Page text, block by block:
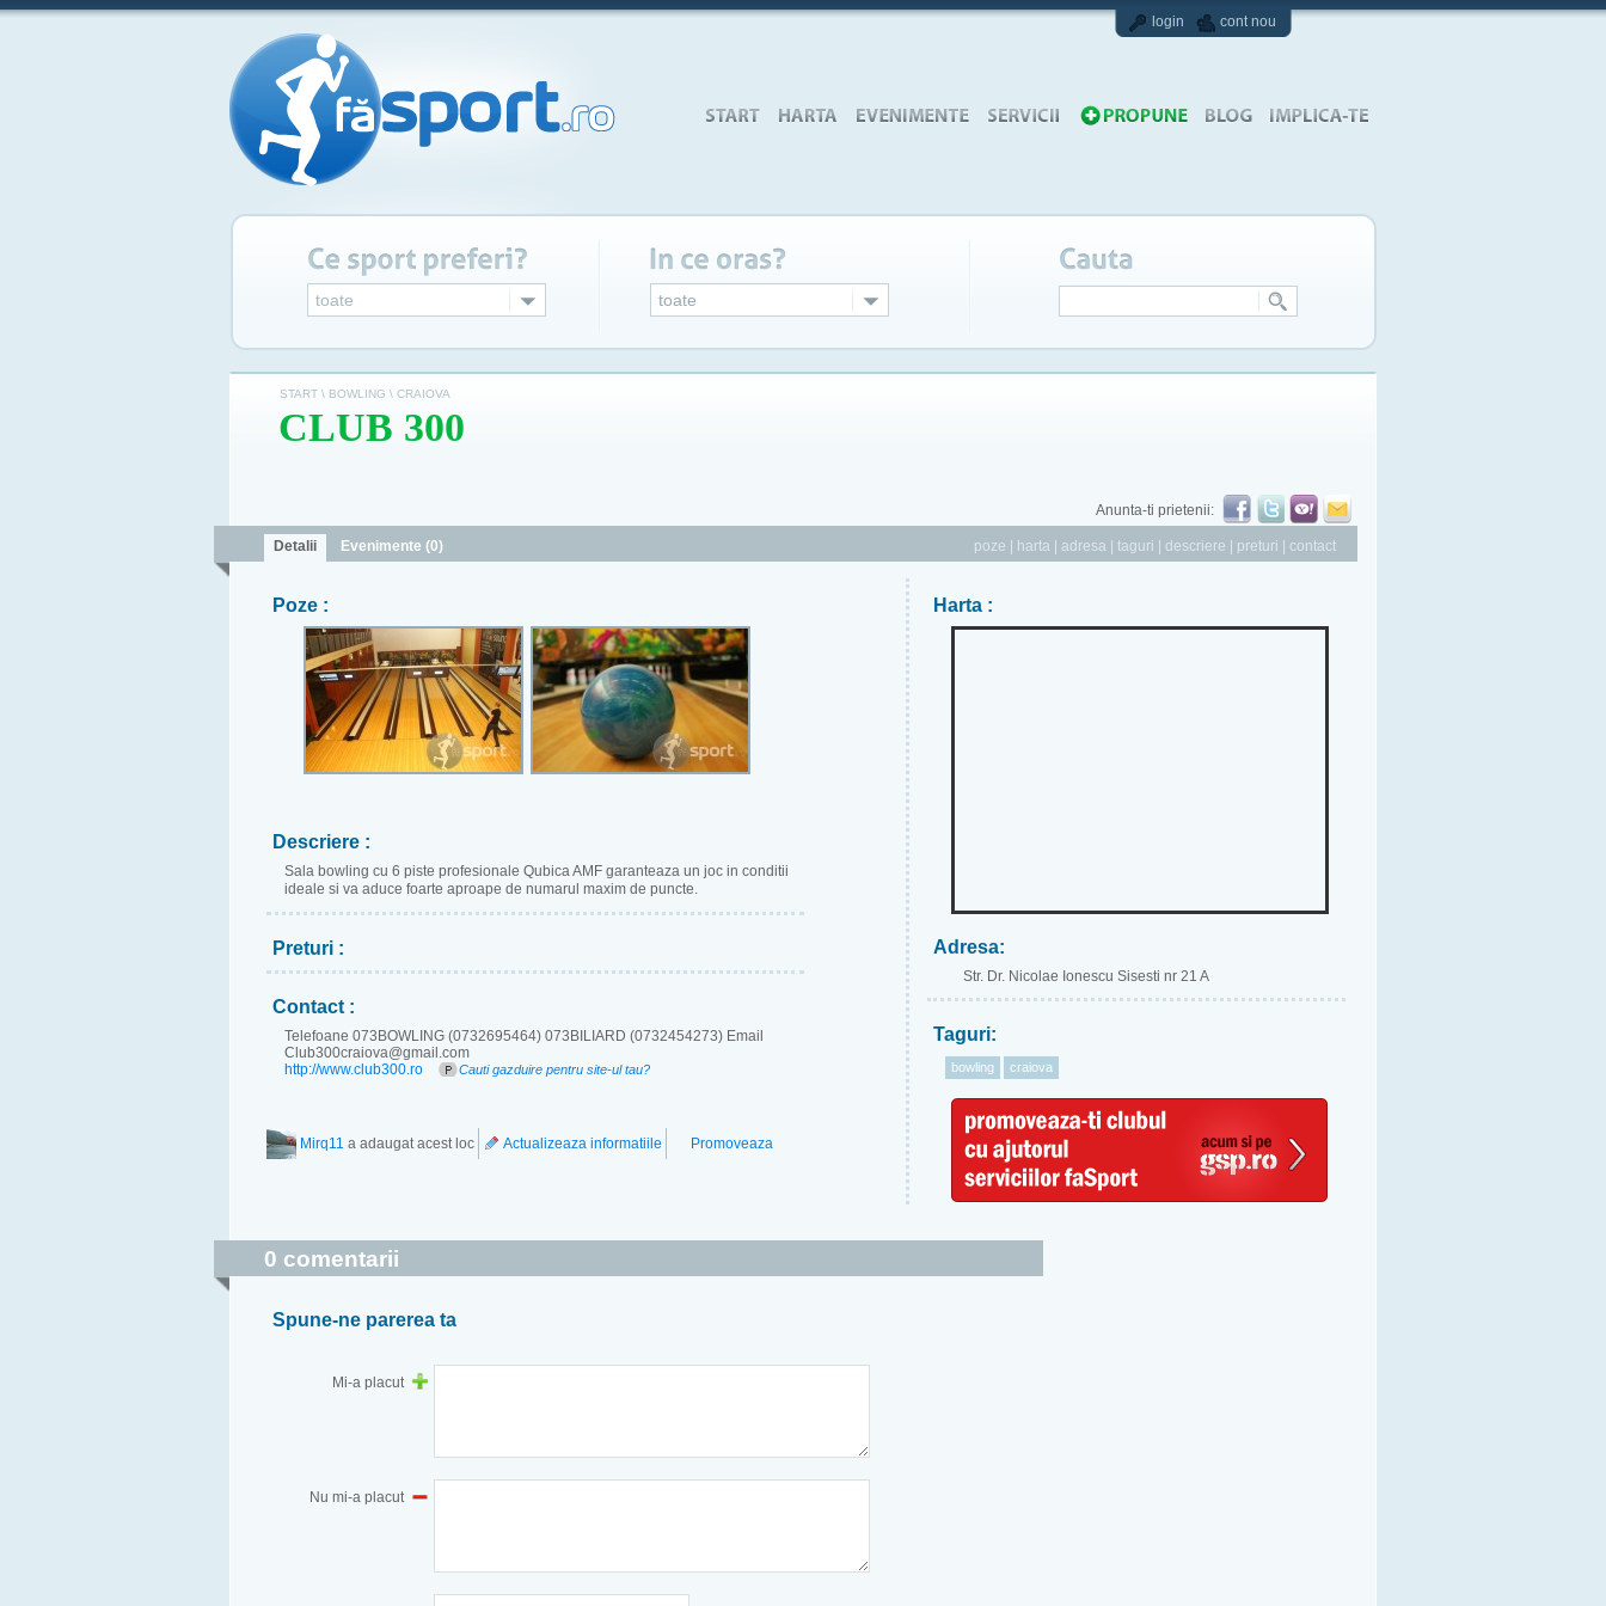
login cont nou
toate toate
CLUB 300
START \ BOWLING \ CRAIOVA
Anunta-ti prietenii:
Detalii Evenimente (0) poze harta adresa taguri descriere preturi contact
Poze :
Descriere :
Sala bowling cu 6 piste profesionale Qubica AMF garanteaza un joc in conditii
ideale si va aduce foarte aproape de numarul maxim de puncte.
Preturi :
Contact :
Telefoane 073BOWLING (0732695464) 073BILIARD (0732454273) Email
Club300craiova@gmail.com
http://www.club300.ro
Cauti gazduire pentru site-ul tau?
Mirq11 a adaugat acest loc Actualizeaza informatiile Promoveaza
Harta :
Adresa:
Str. Dr. Nicolae Ionescu Sisesti nr 21 A
Taguri:
bowling craiova
0 comentarii
Spune-ne parerea ta
Mi-a placut
Nu mi-a placut